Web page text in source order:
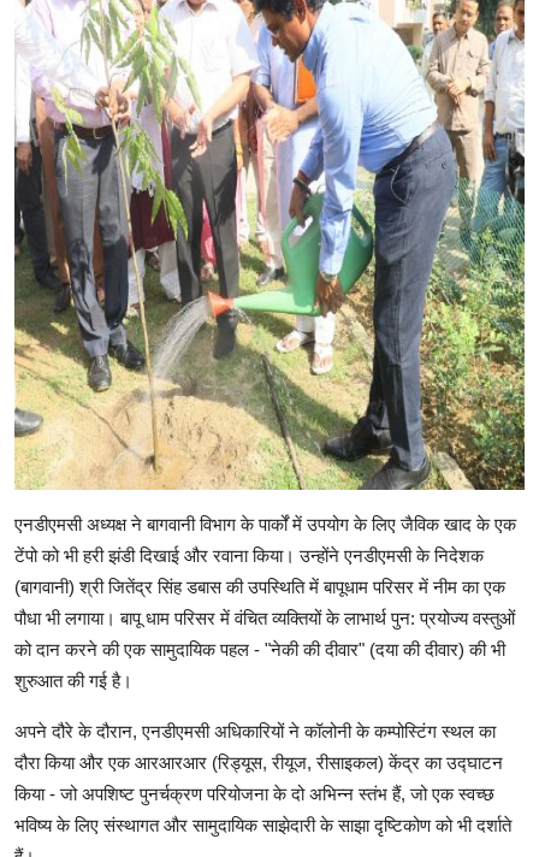
एनडीएमसी अध्यक्ष ने बागवानी विभाग के पार्कों में उपयोग के लिए जैविक खाद के एक
टेंपो को भी हरी झंडी दिखाई और रवाना किया। उन्होंने एनडीएमसी के निदेशक
(बागवानी) श्री जितेंद्र सिंह डबास की उपस्थिति में बापूधाम परिसर में नीम का एक
पौधा भी लगाया। बापू धाम परिसर में वंचित व्यक्तियों के लाभार्थ पुन: प्रयोज्य वस्तुओं
को दान करने की एक सामुदायिक पहल - "नेकी की दीवार" (दया की दीवार) की भी
शुरुआत की गई है।
अपने दौरे के दौरान, एनडीएमसी अधिकारियों ने कॉलोनी के कम्पोस्टिंग स्थल का
दौरा किया और एक आरआरआर (रिड्यूस, रीयूज, रीसाइकल) केंद्र का उद्घाटन
किया - जो अपशिष्ट पुनर्चक्रण परियोजना के दो अभिन्न स्तंभ हैं, जो एक स्वच्छ
भविष्य के लिए संस्थागत और सामुदायिक साझेदारी के साझा दृष्टिकोण को भी दर्शाते